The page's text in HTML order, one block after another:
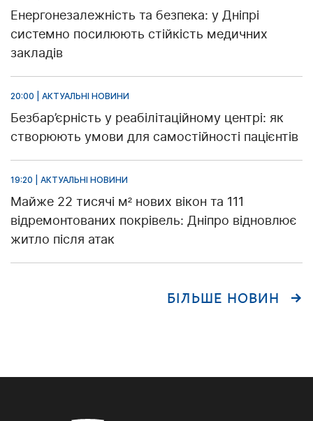
Енергонезалежність та безпека: у Дніпрі
системно посилюють стійкість медичних
закладів
20:00 | АКТУАЛЬНІ НОВИНИ
Безбар’єрність у реабілітаційному центрі: як
створюють умови для самостійності пацієнтів
19:20 | АКТУАЛЬНІ НОВИНИ
Майже 22 тисячі м² нових вікон та 111
відремонтованих покрівель: Дніпро відновлює
житло після атак
БІЛЬШЕ НОВИН